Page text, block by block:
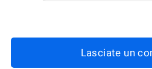
Lasciate un